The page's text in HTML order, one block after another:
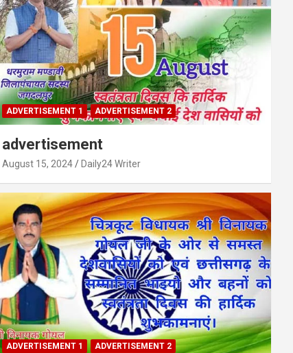
ADVERTISEMENT 1 ADVERTISEMENT 2
advertisement
August 15, 2024 Daily24 Writer
ADVERTISEMENT 1 ADVERTISEMENT 2